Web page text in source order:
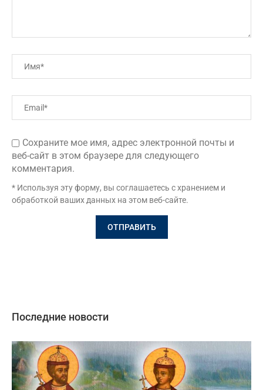
Сохраните мое имя, адрес электронной почты и
веб-сайт в этом браузере для следующего
комментария.
* Используя эту форму, вы соглашаетесь с хранением и
обработкой ваших данных на этом веб-сайте.
Последние новости